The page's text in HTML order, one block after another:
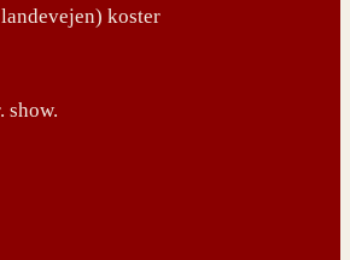
koster
show.